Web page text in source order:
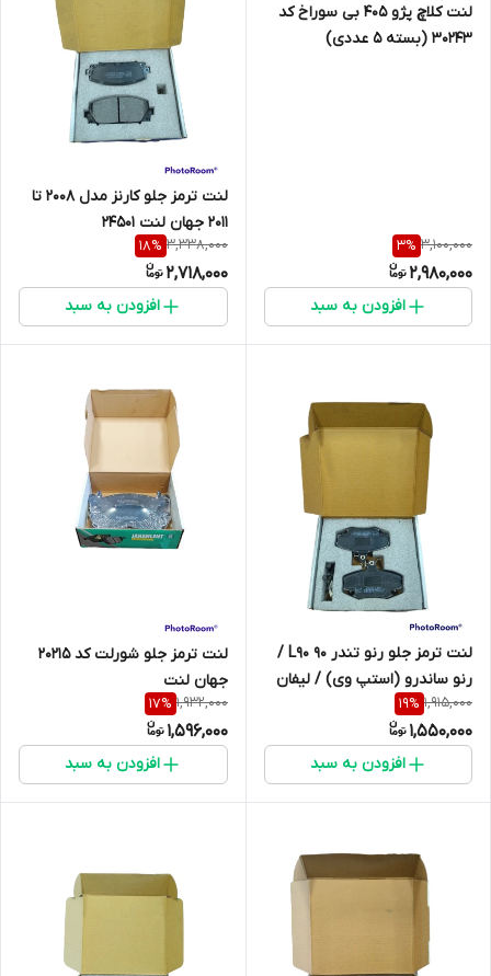
لنت کلاچ پژو 405 بی سوراخ کد
30243 (بسته 5 عددی)
3,100,000
3%
2,980,000
افزودن به سبد
لنت ترمز جلو کارنز مدل 2008 تا
2011 جهان لنت 24501
3,338,000
18%
2,718,000
افزودن به سبد
لنت ترمز جلو رنو تندر 90 L90 /
رنو ‏ساندرو (استپ وی) / لیفان
21463 جهان لنت
1,915,000
19%
1,550,000
افزودن به سبد
لنت ترمز جلو شورلت کد 20215
جهان لنت
1,932,000
17%
1,596,000
افزودن به سبد